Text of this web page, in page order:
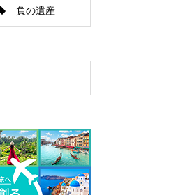
負の遺産